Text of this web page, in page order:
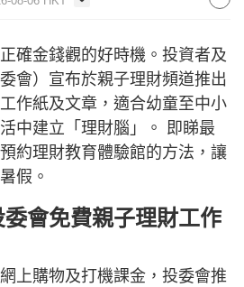
確金錢觀的好時機。投資者及
會）宣布於親子理財頻道推出
作紙及文章，適合幼童至中小
中建立「理財腦」。 即睇最
約理財教育體驗館的方法，讓
假。
會免費親子理財工作
上購物及打機課金，投委會推